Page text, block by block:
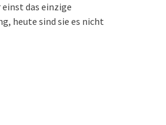
das einzige
heute sind sie es nicht